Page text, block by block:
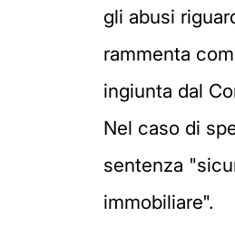
gli abusi
rammenta
ingiunta dal
Nel caso di
sentenza
immobiliare".